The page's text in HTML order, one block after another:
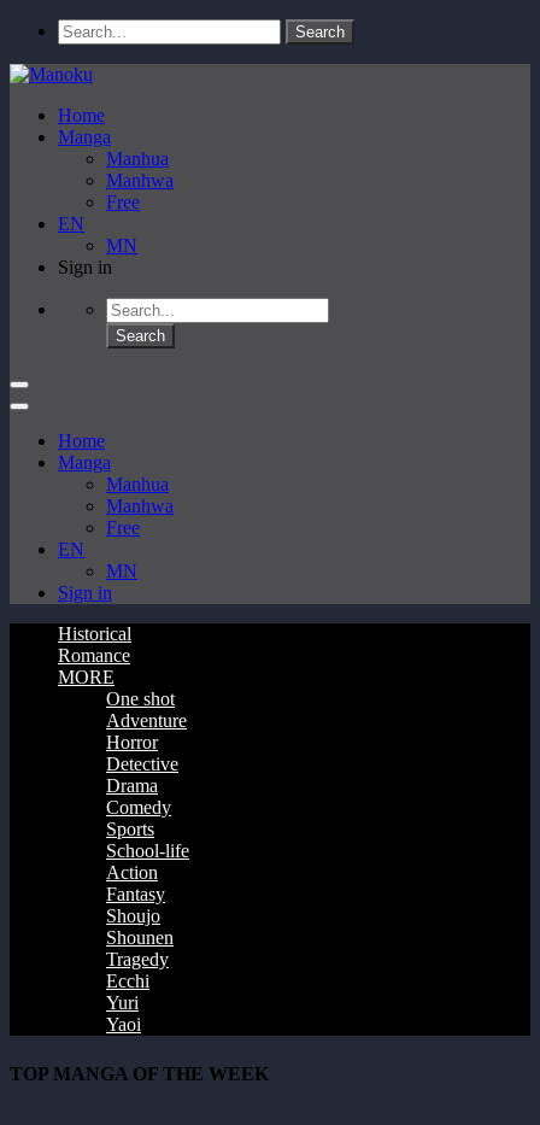
Home
Manga
Manhua
Manhwa
Free
EN
MN
Sign in
Home
Manga
Manhua
Manhwa
Free
EN
MN
Sign in
Historical
Romance
MORE
One shot
Adventure
Horror
Detective
Drama
Comedy
Sports
School-life
Action
Fantasy
Shoujo
Shounen
Tragedy
Ecchi
Yuri
Yaoi
TOP MANGA OF THE WEEK